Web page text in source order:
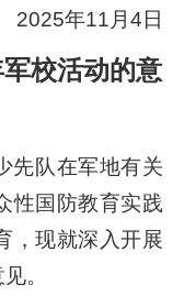
2025年11月4日
校活动的意
先队在军地有关
性国防教育实践
，现就深入开展
。